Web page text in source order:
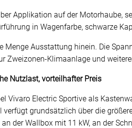
Applikation auf der Motorhaube,
in Wagenfarbe, schwarze
Menge Ausstattung hinein. Die
Zweizonen-Klimaanlage und
Nutzlast, vorteilhafter Preis
Vivaro Electric Sportive als
verfügt grundsätzlich über die
der Wallbox mit 11 kW, an der